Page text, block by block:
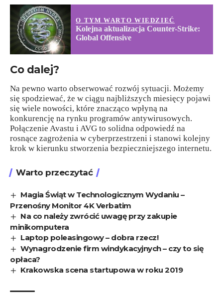
O TYM WARTO WIEDZIEĆ
Kolejna aktualizacja Counter-Strike:
Global Offensive
Co dalej?
Na pewno warto obserwować rozwój sytuacji. Możemy
się spodziewać, że w ciągu najbliższych miesięcy pojawi
się wiele nowości, które znacząco wpłyną na
konkurencję na rynku programów antywirusowych.
Połączenie Avastu i AVG to solidna odpowiedź na
rosnące zagrożenia w cyberprzestrzeni i stanowi kolejny
krok w kierunku stworzenia bezpieczniejszego internetu.
Warto przeczytać
Magia Świąt w Technologicznym Wydaniu –
Przenośny Monitor 4K Verbatim
Na co należy zwrócić uwagę przy zakupie
minikomputera
Laptop poleasingowy – dobra rzecz!
Wynagrodzenie firm windykacyjnych – czy to się
opłaca?
Krakowska scena startupowa w roku 2019